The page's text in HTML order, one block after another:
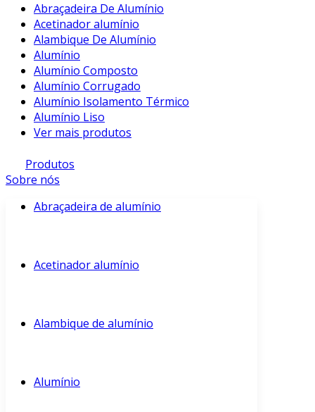
Abraçadeira De Alumínio
Acetinador alumínio
Alambique De Alumínio
Alumínio
Alumínio Composto
Alumínio Corrugado
Alumínio Isolamento Térmico
Alumínio Liso
Ver mais produtos
Produtos
Sobre nós
Abraçadeira de alumínio
Acetinador alumínio
Alambique de alumínio
Alumínio